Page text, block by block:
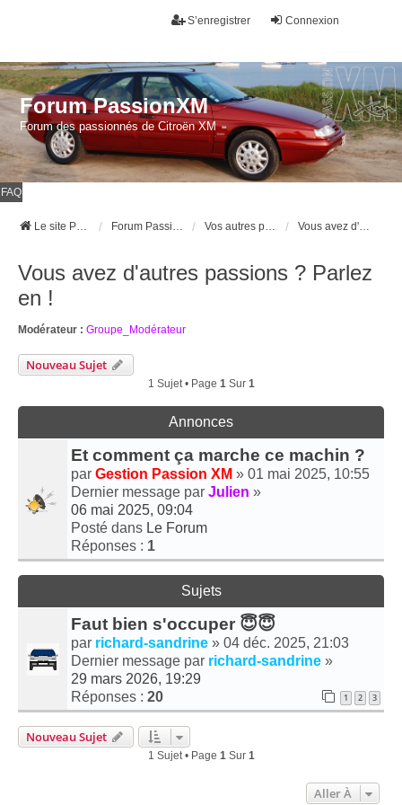
Connexion
S’enregistrer
Forum PassionXM
Forum des passionnés de Citroën XM
FAQ
Le site Passion XM Forum Passion XM Vos autres passions et passe temps Vous avez d'autres passions ? Parlez en !
Vous avez d'autres passions ? Parlez
en !
Modérateur : Groupe_Modérateur
Nouveau Sujet
1 Sujet • Page 1Sur 1
Annonces
Et comment ça marche ce machin ?
par Gestion Passion XM » 01 mai 2025, 10:55
Dernier message par Julien »
06 mai 2025, 09:04
Posté dans Le Forum
Réponses : 1
Sujets
Faut bien s'occuper 😇😇
par richard-sandrine » 04 déc. 2025, 21:03
Dernier message par richard-sandrine »
29 mars 2026, 19:29
Réponses : 20 1 2 3
Nouveau Sujet
1 Sujet • Page 1Sur 1
Aller À